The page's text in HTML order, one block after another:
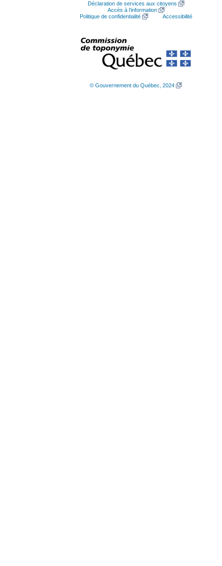
Déclaration de services aux citoyens
Accès à l’information
Politique de confidentialité
Accessibilité
© Gouvernement du Québec, 2024